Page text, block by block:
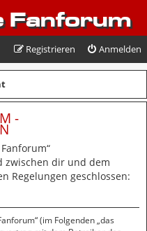
Fanforum
Anmelden
Registrieren
-
zwischen dir und dem
Regelungen geschlossen:
(im Folgenden „das